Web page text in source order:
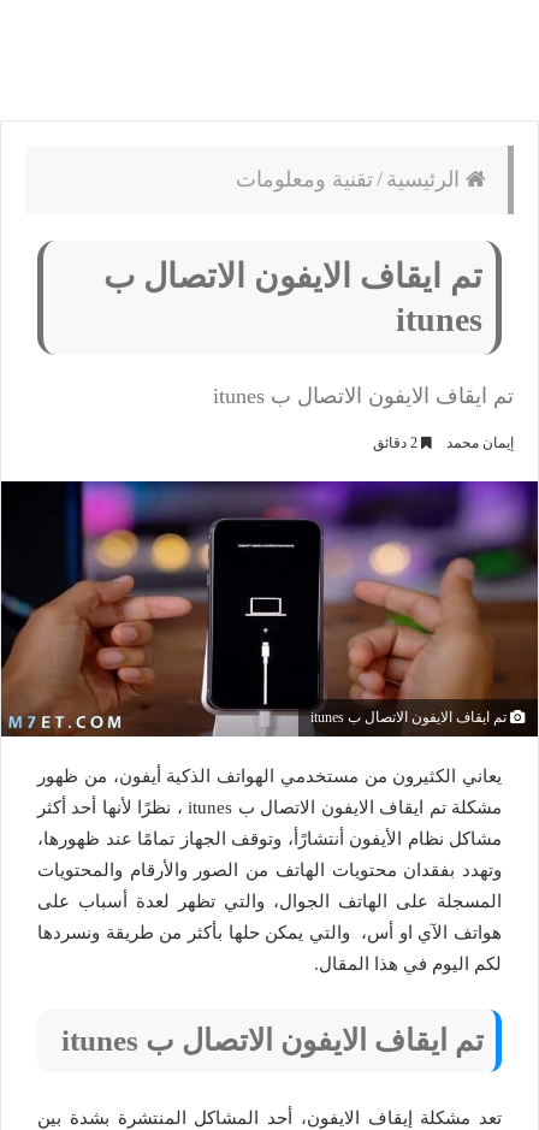
الرئيسية /تقنية ومعلومات
تم ايقاف الايفون الاتصال ب
itunes
تم ايقاف الايفون الاتصال ب itunes
إيمان محمد
تم ايقاف الايفون الاتصال ب itunes
يعاني الكثيرون من مستخدمي الهواتف الذكية أيفون، من ظهور
مشكلة تم ايقاف الايفون الاتصال ب itunes ، نظرًا لأنها أحد أكثر
مشاكل نظام الأيفون أنتشارًأ، وتوقف الجهاز تمامًا عند ظهورها،
وتهدد بفقدان محتويات الهاتف من الصور والأرقام والمحتويات
المسجلة على الهاتف الجوال، والتي تظهر لعدة أسباب على
هواتف الآي او أس، والتي يمكن حلها بأكثر من طريقة ونسردها
لكم اليوم في هذا المقال.
تم ايقاف الايفون الاتصال ب itunes
تعد مشكلة إيقاف الايفون، أحد المشاكل المنتشرة بشدة بين